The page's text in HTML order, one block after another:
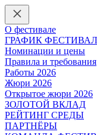
О фестивале
ГРАФИК
Номинации и цены
Правила и требования
Работы 2026
Жюри 2026
Открытое жюри 2026
ЗОЛОТОЙ ВКЛАД
РЕЙТИНГ СРЕДЫ
ПАРТНЁРЫ